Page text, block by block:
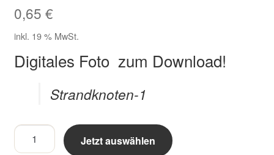
0,65 €
inkl. 19 % MwSt.
Digitales Foto zum Download!
Strandknoten-1
Strandknoten-
1
Jetzt auswählen